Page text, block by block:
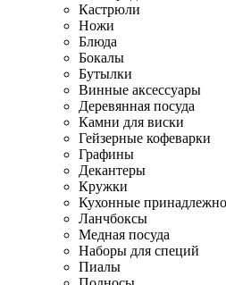
Кастрюли
Ножи
Блюда
Бокалы
Бутылки
Винные аксессуары
Деревянная посуда
Камни для виски
Гейзерные кофеварки
Графины
Декантеры
Кружки
Кухонные
Ланчбоксы
Медная посуда
Наборы для специй
Пиалы